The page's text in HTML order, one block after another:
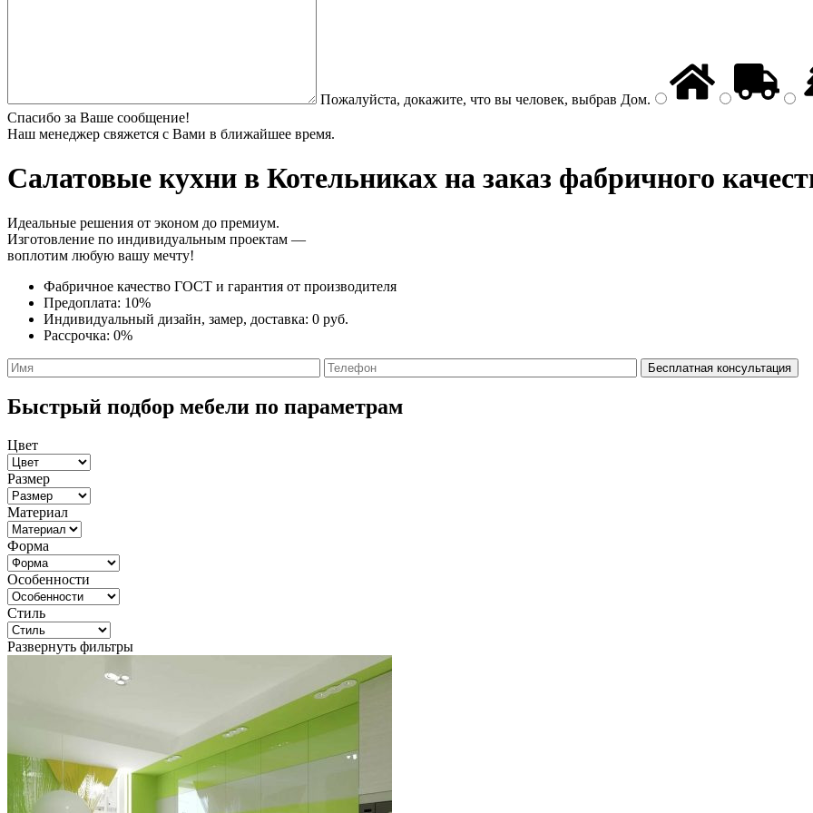
Пожалуйста, докажите, что вы человек, выбрав Дом.
Спасибо за Ваше сообщение!
Наш менеджер свяжется с Вами в ближайшее время.
Салатовые кухни в Котельниках на заказ фабричного
Идеальные решения от эконом до премиум.
Изготовление по индивидуальным проектам —
воплотим любую вашу мечту!
Фабричное качество ГОСТ и гарантия от производителя
Предоплата: 10%
Индивидуальный дизайн, замер, доставка: 0 руб.
Рассрочка: 0%
Быстрый подбор мебели по параметрам
Цвет
Размер
Материал
Форма
Особенности
Стиль
Развернуть фильтры